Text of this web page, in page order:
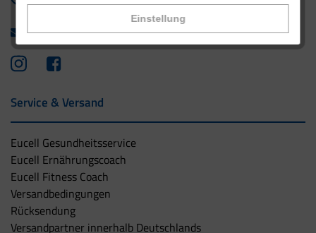
Einstellung
info@eucell.de
Service & Versand
Eucell Gesundheitsservice
Eucell Ernährungscoach
Eucell Fitness Coach
Versandbedingungen
Rücksendung
Versandpartner innerhalb Deutschlands